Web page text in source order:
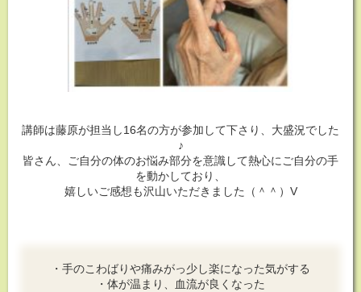
講師は藤原が担当し16名の方が参加して下さり、大盛況でした
♪
皆さん、ご自分の体のお悩み部分を意識して熱心にご自分の手
を動かしており、
嬉しいご感想も沢山いただきました（＾＾）V
・手のこわばりや痛みがっ少し楽になった気がする
・体が温まり、血流が良くなった